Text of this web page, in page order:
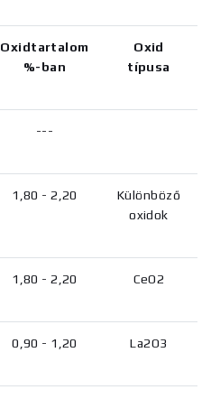
Oxidtartalom
%-ban
Oxid
típusa
---
1,80 - 2,20
Különböző
oxidok
1,80 - 2,20 CeO2
0,90 - 1,20 La2O3